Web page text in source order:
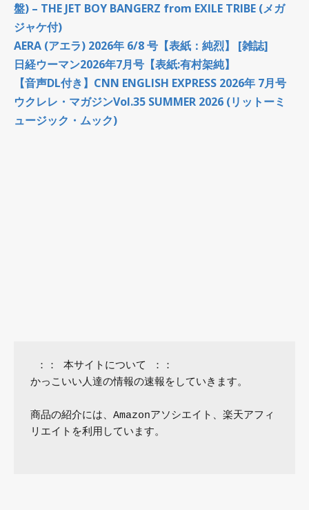
盤) – THE JET BOY BANGERZ from EXILE TRIBE (メガ
ジャケ付)
AERA (アエラ) 2026年 6/8 号【表紙：純烈】 [雑誌]
日経ウーマン2026年7月号【表紙:有村架純】
【音声DL付き】CNN ENGLISH EXPRESS 2026年 7月号
ウクレレ・マガジンVol.35 SUMMER 2026 (リットーミ
ュージック・ムック)
かっこいい人達の情報の速報をしていきます。
商品の紹介には、Amazonアソシエイト、楽天アフィ
リエイトを利用しています。